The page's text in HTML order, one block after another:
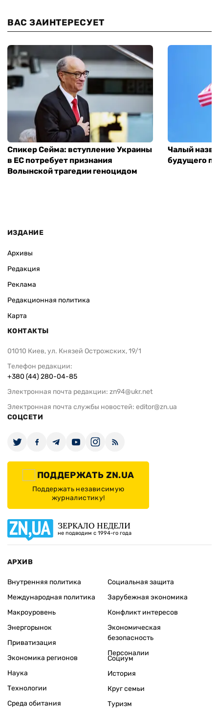
ВАС ЗАИНТЕРЕСУЕТ
Спикер Сейма: вступление Украины
в ЕС потребует признания
Волынской трагедии геноцидом
Чалый
будущего
ИЗДАНИЕ
Архивы
Редакция
Реклама
Редакционная политика
Карта
КОНТАКТЫ
01010 Киев, ул. Князей Острожских, 19/1
Телефон редакции:
+380 (44) 280-04-85
Электронная почта редакции: zn94@ukr.net
Электронная почта службы новостей: editor@zn.ua
СОЦСЕТИ
ПОДДЕРЖАТЬ ZN.UA
Поддержать независимую
журналистику!
ЗЕРКАЛО НЕДЕЛИ
не подводим с 1994-го года
АРХИВ
Внутренняя политика
Международная политика
Макроуровень
Энергорынок
Приватизация
Экономика регионов
Социальная защита
Зарубежная экономика
Конфликт интересов
Экономическая
безопасность
Персоналии
Наука
Технологии
Среда обитания
Социум
История
Круг семьи
Туризм